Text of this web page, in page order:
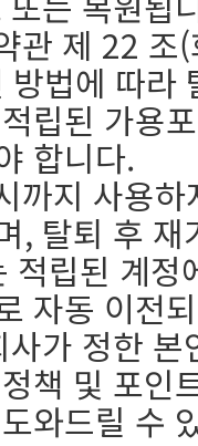
관 제 22 조
방법에 따라
립된 가용
합니다.
까지 사용
, 탈퇴 후
적립된 계
자동 이전
가 정한
책 및 포인
와드릴 수